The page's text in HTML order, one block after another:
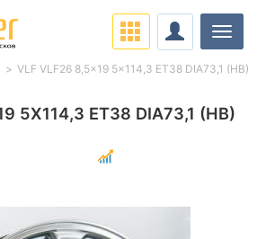
5X114,3 ET38 DIA73,1 (HB)
VLF VLF26 8,5x19 5x114,3 ET38 DIA73,1 (HB)